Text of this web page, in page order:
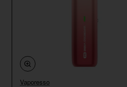
Vaporesso